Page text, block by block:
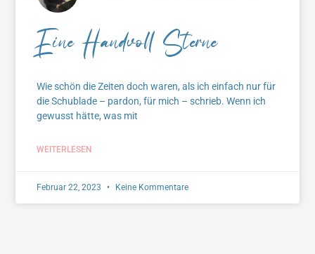
Eine Handvoll Sterne
Wie schön die Zeiten doch waren, als ich einfach nur für
die Schublade – pardon, für mich – schrieb. Wenn ich
gewusst hätte, was mit
WEITERLESEN
Februar 22, 2023 Keine Kommentare